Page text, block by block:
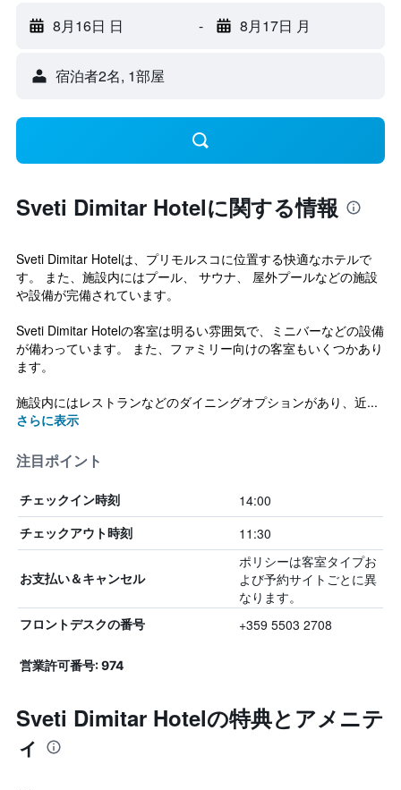
8月16日 日 - 8月17日 月
宿泊者2名, 1​部屋
Sveti Dimitar Hotelに関する情報
Sveti Dimitar Hotelは、プリモルスコに位置する快適なホテルで
す。 また、施設内にはプール、 サウナ、 屋外プールなどの施設
や設備が完備されています。
Sveti Dimitar Hotelの客室は明るい雰囲気で、ミニバーなどの設備
が備わっています。 また、ファミリー向けの客室もいくつかあり
ます。
施設内にはレストランなどのダイニングオプションがあり、近...
さらに表示
注目ポイント
チェックイン時刻 14:00
チェックアウト時刻 11:30
お支払い＆キャンセル
ポリシーは客室タイプお
よび予約サイトごとに異
なります。
フロントデスクの番号 +359 5503 2708
営業許可番号: 974
Sveti Dimitar Hotelの特典とアメニテ
ィ